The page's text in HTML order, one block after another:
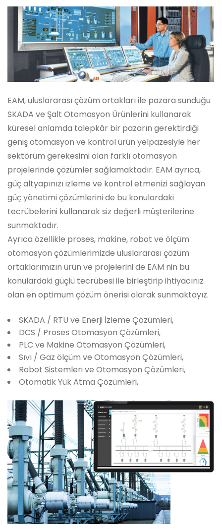
EAM, uluslararası çözüm ortakları ile pazara sunduğu
SKADA ve Şalt Otomasyon Ürünlerini kullanarak
küresel anlamda talepkâr bir pazarın gerektirdiği
geniş otomasyon ve kontrol ürün yelpazesiyle her
sektörüm gerekesimi olan farklı otomasyon
projelerinde çözümler sağlamaktadır. EAM ayrıca,
güç altyapınızı izleme ve kontrol etmenizi sağlayan
güç yönetimi çözümlerini de bu konulardaki
tecrübelerini kullanarak siz değerli müşterilerine
sunmaktadır.
Ayrıca özellikle proses, makine, robot ve ölçüm
otomasyon çözümlerimizde uluslararası çözüm
ortaklarımızın ürün ve projelerini de EAM nin bu
konulardaki güçlü tecrübesi ile birleştirip ihtiyacınız
olan en optimum çözüm önerisi olarak sunmaktayız.
SKADA / RTU ve Enerji İzleme Çözümleri,
DCS / Proses Otomasyon Çözümleri,
PLC ve Makine Otomasyon Çözümleri,
Sıvı / Gaz ölçüm ve Otomasyon Çözümleri,
Robot Sistemleri ve Otomasyon Çözümleri,
Otomatik Yük Atma Çözümleri,